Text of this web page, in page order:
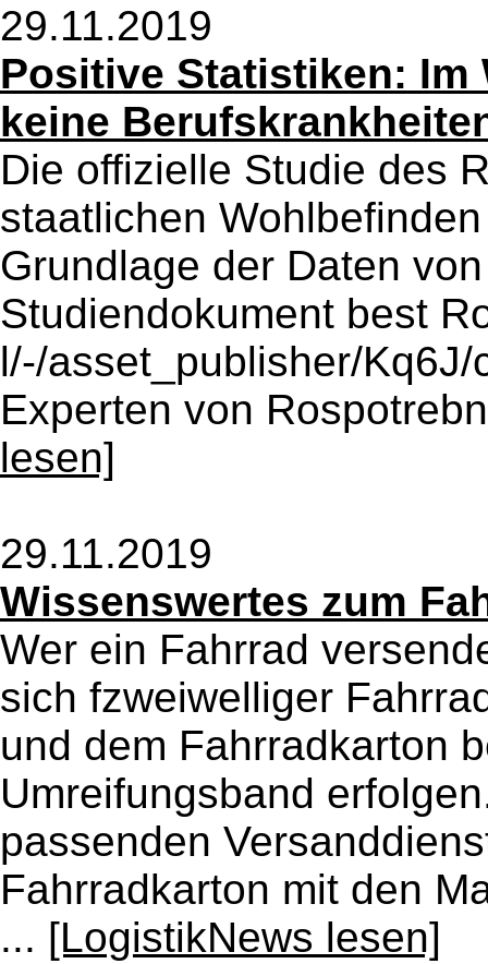
29.11.2019
Positive Statistiken: Im
keine
Die offizielle Studie des
staatlichen
Grundlage der Daten
Studiendokument best
l/-/asset_publisher/
Experten von
lesen]
29.11.2019
Wissenswertes zum
Wer ein Fahrrad
sich fzweiwelliger
und dem Fahrradkarton
Umreifungsband
passenden
Fahrradkarton mit den
... [LogistikNews lesen]